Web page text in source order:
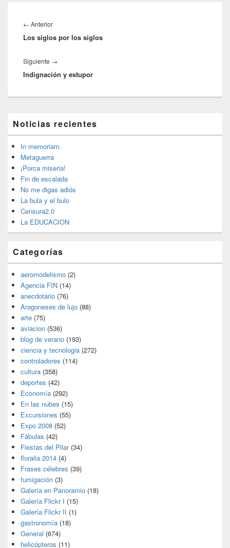
de
entradas
← AnteriorEntrada
anterior:
Los siglos por los siglos
Siguiente →
siguiente:
Indignación y estupor
área
de
widget
barra
lateral
primaria
Noticias recientes
In memoriam
Metaguerra
¡Porca miseria!
Fin de escalada
No me digas adiós
La bula y el bulo
Censura2.0
La EDUCACION
Categorías
aeromodelismo (2)
Agencia FIN (14)
anecdotario (76)
Aragoneses de lujo (88)
arte (75)
aviacion (536)
blog de verano (193)
ciencia y tecnologia (272)
controladores (114)
cultura (358)
deportes (42)
Economía (292)
En las nubes (15)
Excursiones (55)
Expo 2008 (52)
Fábulas (42)
Fiestas del Pilar(34)
floralia 2014 (4)
Frases célebres (39)
fumigación (3)
Galería en Panoramio (18)
Galería Flickr I (15)
Galería Flickr II (1)
gastronomía (18)
General (674)
helicópteros (11)